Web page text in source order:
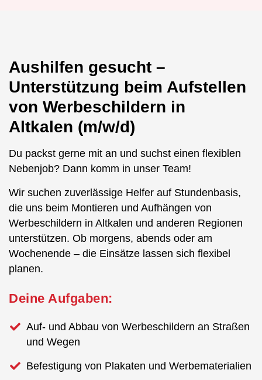
Aushilfen gesucht –
Unterstützung beim Aufstellen
von Werbeschildern in
Altkalen (m/w/d)
Du packst gerne mit an und suchst einen flexiblen
Nebenjob? Dann komm in unser Team!
Wir suchen zuverlässige Helfer auf Stundenbasis,
die uns beim Montieren und Aufhängen von
Werbeschildern in Altkalen und anderen Regionen
unterstützen. Ob morgens, abends oder am
Wochenende – die Einsätze lassen sich flexibel
planen.
Deine Aufgaben:
Auf- und Abbau von Werbeschildern an Straßen
und Wegen
Befestigung von Plakaten und Werbematerialien